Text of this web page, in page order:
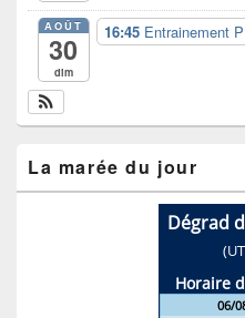
AOÛT
30
dim
16:45 Entrainement
La marée du jour